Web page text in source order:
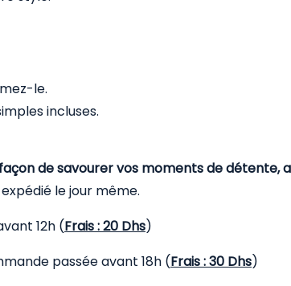
le.
incluses.
de savourer vos moments de détente,
le jour même.
12h (Frais : 20 Dhs)
passée avant 18h (Frais : 30 Dhs)